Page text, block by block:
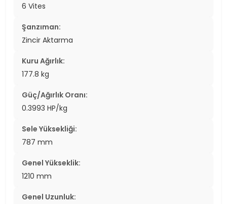
6 Vites
Şanzıman:
Zincir Aktarma
Kuru Ağırlık:
177.8 kg
Güç/Ağırlık Oranı:
0.3993 HP/kg
Sele Yüksekliği:
787 mm
Genel Yükseklik:
1210 mm
Genel Uzunluk: